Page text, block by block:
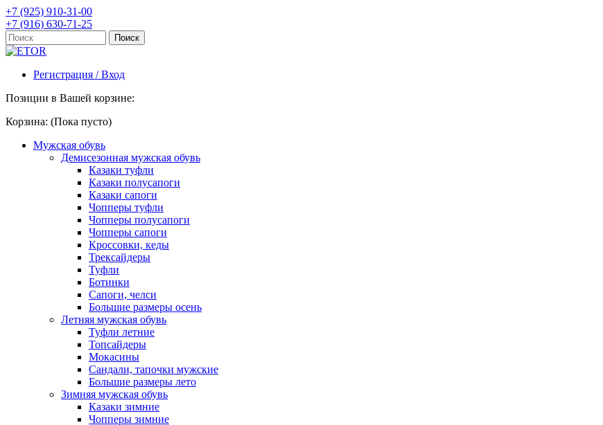
+7 (925) 910-31-00
+7 (916) 630-71-25
Регистрация / Вход
Позиции в Вашей корзине:
Корзина: (Пока пусто)
Мужская обувь
Демисезонная мужская обувь
Казаки туфли
Казаки полусапоги
Казаки сапоги
Чопперы туфли
Чопперы полусапоги
Чопперы сапоги
Кроссовки, кеды
Трексайдеры
Туфли
Ботинки
Сапоги, челси
Большие размеры осень
Летняя мужская обувь
Туфли летние
Топсайдеры
Мокасины
Сандали, тапочки мужские
Большие размеры лето
Зимняя мужская обувь
Казаки зимние
Чопперы зимние